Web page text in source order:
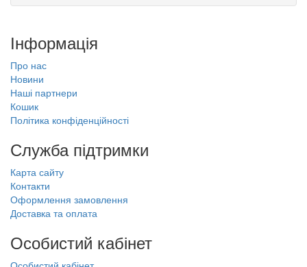
Інформація
Про нас
Новини
Наші партнери
Кошик
Політика конфіденційності
Служба підтримки
Карта сайту
Контакти
Оформлення замовлення
Доставка та оплата
Особистий кабінет